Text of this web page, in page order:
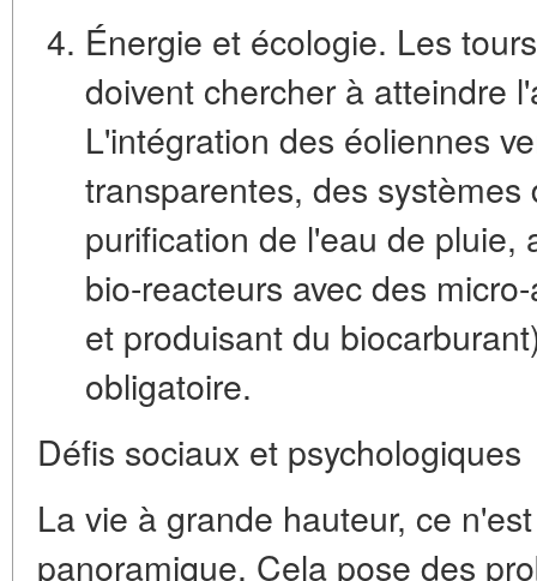
Énergie et écologie. Les
doivent chercher à atteindre l'
L'intégration des éoliennes
transparentes, des
purification de l'eau de pluie,
bio-reacteurs avec des
et produisant du
obligatoire.
Défis sociaux et psychologiques
La vie à grande hauteur, ce
panoramique. Cela pose des